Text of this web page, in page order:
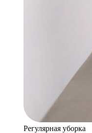
Регулярная уборка